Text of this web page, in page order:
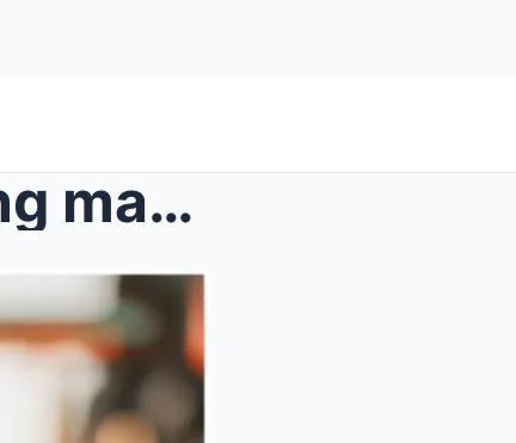
Siyam na taon matapos silang mawala sa kabundukan&...